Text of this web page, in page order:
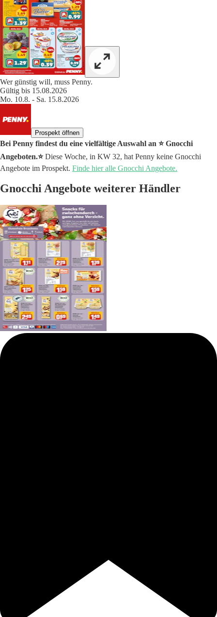
Wer günstig will, muss Penny.
Gültig bis 15.08.2026
Mo. 10.8. - Sa. 15.8.2026
Prospekt öffnen
Bei Penny findest du eine vielfältige Auswahl an ⭐️ Gnocchi
Angeboten.⭐️Diese Woche, in KW 32, hat Penny keine Gnocchi
Angebote im Prospekt. Finde hier alle Gnocchi Angebote.
Gnocchi Angebote weiterer Händler